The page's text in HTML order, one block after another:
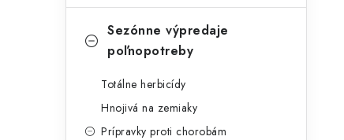
Sezónne výpredaje
poľnopotreby
Totálne herbicídy
Hnojivá na zemiaky
Prípravky proti chorobám